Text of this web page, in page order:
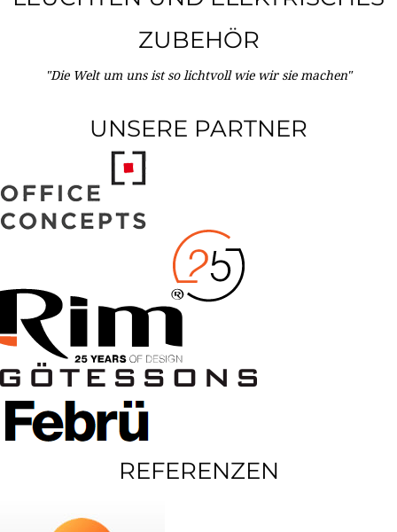
ZUBEHÖR
"Die Welt um uns ist so lichtvoll wie wir sie machen"
UNSERE PARTNER
REFERENZEN